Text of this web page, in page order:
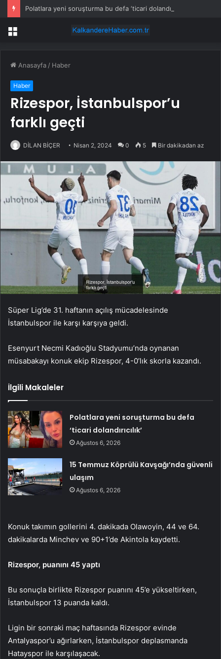
Polatlara yeni soruşturma bu defa ‘ticari dolandırıcılık’
Menü
Anasayfa / Haber
Haber
Rizespor, İstanbulspor’u
farklı geçti
DİLAN BİÇER Nisan 2, 2024 0 5 Bir dakikadan az
Süper Lig’de 31. haftanın açılış mücadelesinde
İstanbulspor ile karşı karşıya geldi.
Esenyurt Necmi Kadıoğlu Stadyumu’nda oynanan
müsabakayı konuk ekip Rizespor, 4-0’lık skorla kazandı.
İlgili Makaleler
Polatlara yeni soruşturma bu defa
‘ticari dolandırıcılık’
Ağustos 6, 2026
15 Temmuz Köprülü Kavşağı’nda güvenli
ulaşım
Ağustos 6, 2026
Konuk takımın gollerini 4. dakikada Olawoyin, 44 ve 64.
dakikalarda Minchev ve 90+1’de Akintola kaydetti.
Rizespor, puanını 45 yaptı
Bu sonuçla birlikte Rizespor puanını 45’e yükseltirken,
İstanbulspor 13 puanda kaldı.
Ligin bir sonraki maç haftasında Rizespor evinde
Antalyaspor’u ağırlarken, İstanbulspor deplasmanda
Hatayspor ile karşılaşacak.